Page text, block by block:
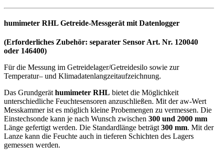
humimeter RHL Getreide-Messgerät mit Datenlogger
(Erforderliches Zubehör: separater Sensor Art. Nr. 120040
oder 146400)
Für die Messung im Getreidelager/Getreidesilo sowie zur
Temperatur– und Klimadatenlangzeitaufzeichnung.
Das Grundgeräthumimeter RHL bietet die Möglichkeit
unterschiedliche Feuchtesensoren anzuschließen. Mit der aw-Wert
Messkammer ist es möglich kleine Probemengen zu vermessen. Die
Einstechsonde kann je nach Wunsch zwischen 300 und 2000 mm
Länge gefertigt werden. Die Standardlänge beträgt300 mm. Mit der
Lanze kann die Feuchte auch in tieferen Schichten des Lagers
gemessen werden.